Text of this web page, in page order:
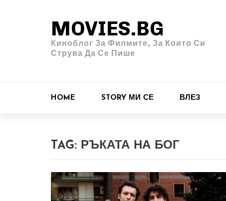
MOVIES.BG
Киноблог За Филмите, За Които Си
Струва Да Се Пише
HOME STORY МИ СЕ ВЛЕЗ
TAG: РЪКАТА НА БОГ